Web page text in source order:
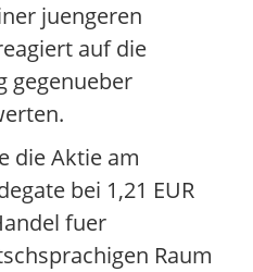
juengeren
auf die
gegenueber
die Aktie am
bei 1,21 EUR
fuer
Raum